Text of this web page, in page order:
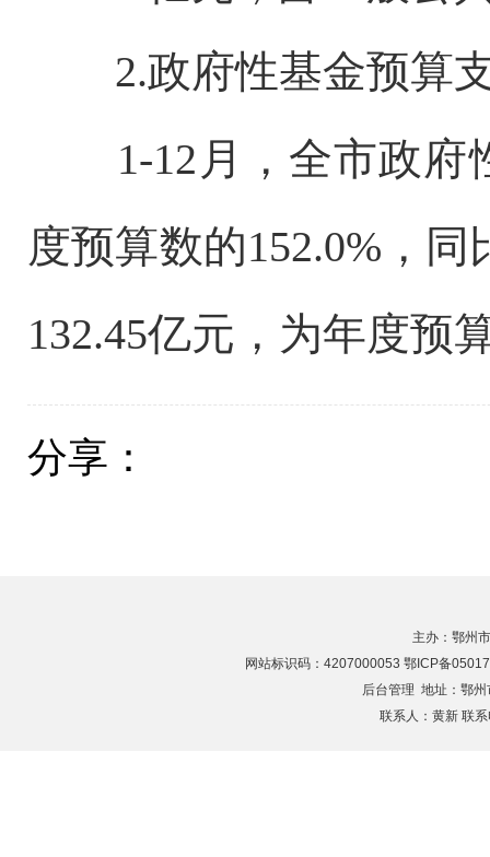
2.政府性基金预算
1-12月，全市政府
度预算数的152.0%，
132.45亿元，为年度预
分享：
主办：鄂州
网站标识码：4207000053 鄂ICP备
后台管理 地址：鄂
联系人：黄新 联